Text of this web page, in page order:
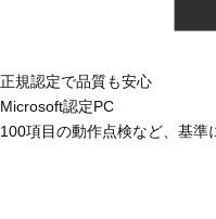
正規認定で品質も安心
Microsoft認定PC
100項目の動作点検など、基